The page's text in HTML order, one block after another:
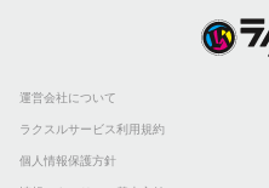
運営会社について
ラクスルサービス利用規約
個人情報保護方針